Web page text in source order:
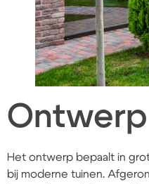
Het ontwerp bepaalt in
bij moderne tuinen.